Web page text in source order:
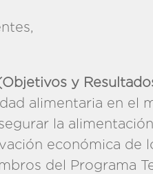
y
alimentaria en el
la
económica de
del Programa